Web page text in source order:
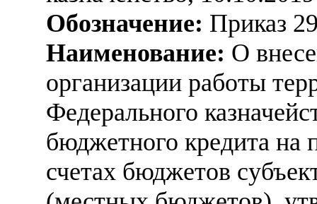
Обозначение: Приказ
Наименование: О
организации работы
Федерального
бюджетного кредита на
счетах бюджетов